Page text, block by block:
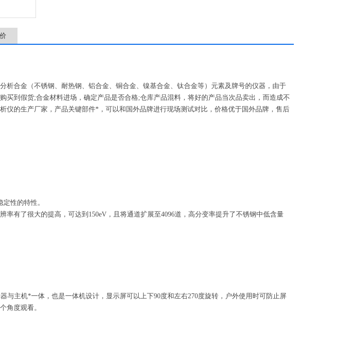
析合金（不锈钢、耐热钢、铝合金、铜合金、镍基合金、钛合金等）元素及牌号的仪器，由于
买到假货;合金材料进场，确定产品是否合格;仓库产品混料，将好的产品当次品卖出，而造成不
仪的生产厂家，产品关键部件*，可以和国外品牌进行现场测试对比，价格优于国外品牌，售后
性的特性。
率有了很大的提高，可达到 150eV ，且将通道扩展至4096道，高分变率提升了不锈钢中低含量
与主机*一体，也是一体机设计，显示屏可以上下90度和左右270度旋转，户外使用时可防止屏
角度观看。